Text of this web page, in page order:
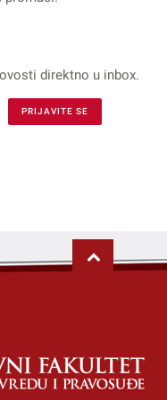
direktno u inbox.